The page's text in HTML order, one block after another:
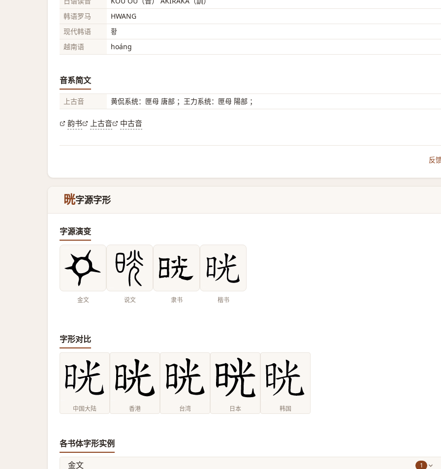
韩语罗马
HWANG
现代韩语
황
越南语
hoáng
音系简文
上古音 黄侃系统：匣母 唐部 ；王力系统：匣母 陽部 ；
韵书 上古音 中古音
反
晄字源字形
字源演变
金文 说文 隶书 楷书
字形对比
中国大陆 香港 台湾 日本 韩国
各书体字形实例
金文 1